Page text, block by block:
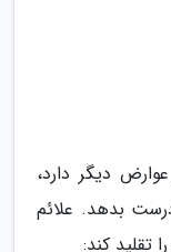
دیگر دارد،
بدهد. علائم
تقلید کند: